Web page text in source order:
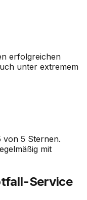
erfolgreichen
unter extremem
von 5 Sternen.
mit
Service